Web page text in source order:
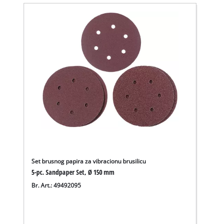
Trebamo vaše dopuštenje za učitavanje
Set brusnog papira za vibracionu brusilicu
5-pc. Sandpaper Set, Ø 150 mm
Br. Art.: 49492095